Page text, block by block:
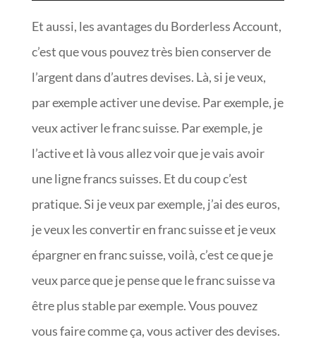
Et aussi, les avantages du Borderless Account,
c’est que vous pouvez très bien conserver de
l’argent dans d’autres devises. Là, si je veux,
par exemple activer une devise. Par exemple, je
veux activer le franc suisse. Par exemple, je
l’active et là vous allez voir que je vais avoir
une ligne francs suisses. Et du coup c’est
pratique. Si je veux par exemple, j’ai des euros,
je veux les convertir en franc suisse et je veux
épargner en franc suisse, voilà, c’est ce que je
veux parce que je pense que le franc suisse va
être plus stable par exemple. Vous pouvez
vous faire comme ça, vous activer des devises.